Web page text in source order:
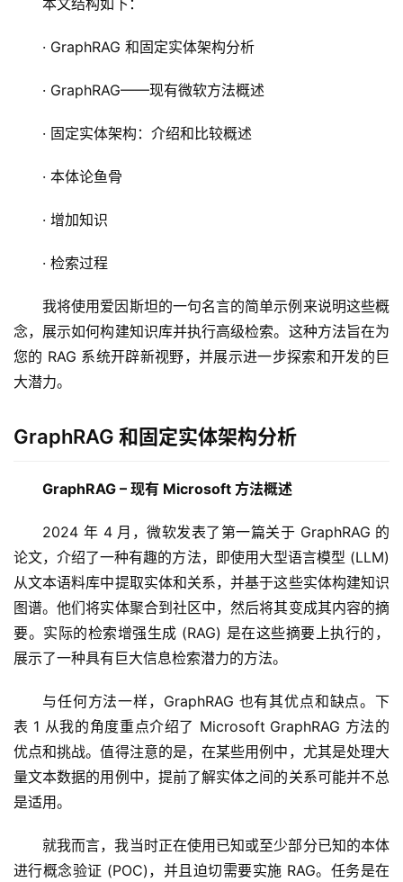
本文结构如下：
· GraphRAG 和固定实体架构分析
· GraphRAG——现有微软方法概述
· 固定实体架构：介绍和比较概述
· 本体论鱼骨
· 增加知识
· 检索过程
我将使用爱因斯坦的一句名言的简单示例来说明这些概
念，展示如何构建知识库并执行高级检索。这种方法旨在为
您的 RAG 系统开辟新视野，并展示进一步探索和开发的巨
大潜力。
GraphRAG 和固定实体架构分析
GraphRAG – 现有 Microsoft 方法概述
2024 年 4 月，微软发表了第一篇关于 GraphRAG 的
论文，介绍了一种有趣的方法，即使用大型语言模型 (LLM)
从文本语料库中提取实体和关系，并基于这些实体构建知识
图谱。他们将实体聚合到社区中，然后将其变成其内容的摘
要。实际的检索增强生成 (RAG) 是在这些摘要上执行的，
展示了一种具有巨大信息检索潜力的方法。
与任何方法一样，GraphRAG 也有其优点和缺点。下
表 1 从我的角度重点介绍了 Microsoft GraphRAG 方法的
优点和挑战。值得注意的是，在某些用例中，尤其是处理大
量文本数据的用例中，提前了解实体之间的关系可能并不总
是适用。
就我而言，我当时正在使用已知或至少部分已知的本体
进行概念验证 (POC)，并且迫切需要实施 RAG。任务是在